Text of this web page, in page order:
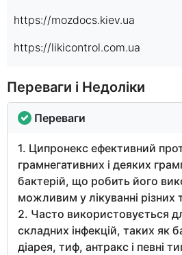
https://mozdocs.kiev.ua
https://likicontrol.com.ua
Переваги і Недоліки
Переваги
1. Ципронекс ефективний
грамнегативних і деяких
бактерій, що робить його
можливим у лікуванні різних
2. Часто використовується
складних інфекцій, таких як
діарея, тиф, антракс і певні